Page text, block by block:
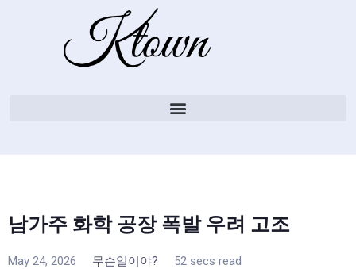
남가주 화학 공장 폭발 우려 고조
May 24, 2026 무슨일이야? 52 secs read